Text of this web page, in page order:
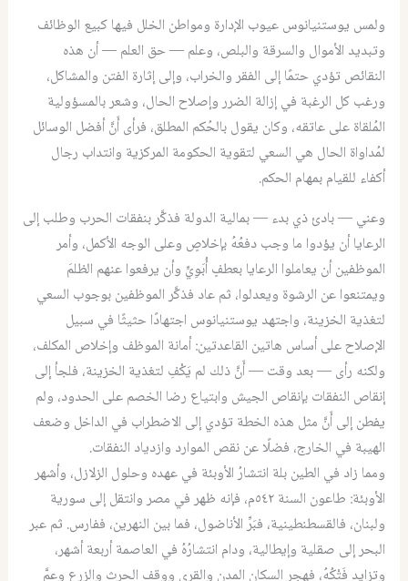
ولمس يوستنيانوس عيوب الإدارة ومواطن الخلل فيها كبيع الوظائف
وتبديد الأموال والسرقة والبلص، وعلم — حق العلم — أن هذه
النقائص تؤدي حتمًا إلى الفقر والخراب، وإلى إثارة الفتن والمشاكل،
ورغب كل الرغبة في إزالة الضرر وإصلاح الحال، وشعر بالمسؤولية
المُلقاة على عاتقه، وكان يقول بالحُكم المطلق، فرأى أَنَّ أفضل الوسائل
لمُداواة الحال هي السعي لتقوية الحكومة المركزية وانتداب رجال
أكفاء للقيام بمهام الحكم.
وعني — بادئ ذي بدء — بمالية الدولة فذكَّر بنفقات الحرب وطلب إلى
الرعايا أن يؤدوا ما وجب دفعُهُ بإخلاصٍ وعلى الوجه الأكمل، وأمر
الموظفين أن يعاملوا الرعايا بعطفٍ أُبَوِيٍّ وأن يرفعوا عنهم الظلمَ
ويمتنعوا عن الرشوة ويعدلوا، ثم عاد فذكَّر الموظفين بوجوب السعي
لتغذية الخزينة، واجتهد يوستنيانوس اجتهادًا حثيثًا في سبيل
الإصلاح على أساس هاتين القاعدتين: أمانة الموظف وإخلاص المكلف،
ولكنه رأى — بعد وقت — أَنَّ ذلك لم يَكْفِ لتغذية الخزينة، فلجأ إلى
إنقاص النفقات بإنقاص الجيش وابتياع رضا الخصم على الحدود، ولم
يفطن إلى أَنَّ مثل هذه الخطة تؤدي إلى الاضطراب في الداخل وضعف
الهيبة في الخارج، فضلًا عن نقص الموارد وازدياد النفقات.
ومما زاد في الطين بلة انتشارُ الأوبئة في عهده وحلول الزلازل، وأشهر
الأوبئة: طاعون السنة ٥٤٢م، فإنه ظهر في مصر وانتقل إلى سورية
ولبنان، فالقسطنطينية، فبَرِّ الأناضول، فما بين النهرين، ففارس. ثم عبر
البحر إلى صقلية وإيطالية، ودام انتشارُهُ في العاصمة أربعة أشهر،